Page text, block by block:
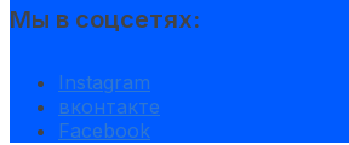
Мы в соцсетях:
Instagram
вконтакте
Facebook